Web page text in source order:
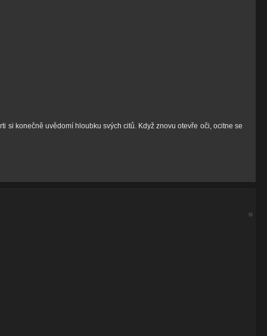
si konečně uvědomí hloubku svých citů. Když znovu otevře oči, ocitne se